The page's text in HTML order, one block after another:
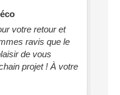
votre retour et
ravis que le
de vous
projet ! À votre